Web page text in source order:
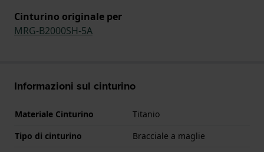
Cinturino originale per
MRG-B2000SH-5A
Informazioni sul cinturino
Materiale Cinturino
Titanio
Tipo di cinturino
Bracciale a maglie